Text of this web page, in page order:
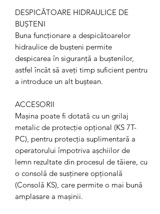
DESPICĂTOARE HIDRAULICE DE
BUȘTENI
Buna funcționare a despicătoarelor
hidraulice de bușteni permite
despicarea în siguranță a buștenilor,
astfel încât să aveți timp suficient pentru
a introduce un alt buștean.
ACCESORII
Mașina poate fi dotată cu un grilaj
metalic de protecție opțional (KS 7T-
PC), pentru protecția suplimentară a
operatorului împotriva așchiilor de
lemn rezultate din procesul de tăiere, cu
o consolă de susținere opțională
(Consolă KS), care permite o mai bună
amplasare a mașinii.